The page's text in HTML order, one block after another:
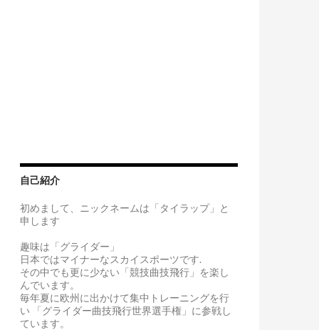
自己紹介
初めまして、ニックネームは「タイラップ」と
申します
趣味は「グライダー」
日本ではマイナーなスカイスポーツです.
その中でも更に少ない「競技曲技飛行」を楽し
んでいます。
毎年夏に欧州に出かけて集中トレーニングを行
い 「グライダー曲技飛行世界選手権」に参戦し
ています。